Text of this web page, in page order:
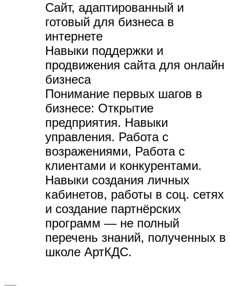
Сайт, адаптированный и
готовый для бизнеса в
интернете
Навыки поддержки и
продвижения сайта для онлайн
бизнеса
Понимание первых шагов в
бизнесе: Открытие
предприятия. Навыки
управления. Работа с
возражениями, Работа с
клиентами и конкурентами.
Навыки создания личных
кабинетов, работы в соц. сетях
и создание партнёрских
программ — не полный
перечень знаний, полученных в
школе АртКДС.